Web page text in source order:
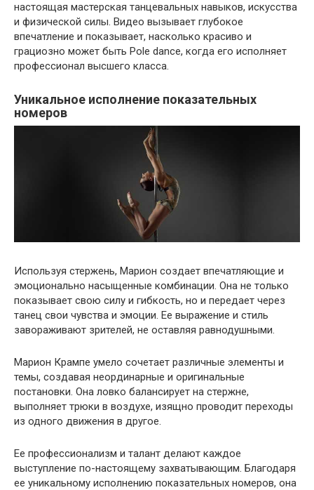
настоящая мастерская танцевальных навыков, искусства
и физической силы. Видео вызывает глубокое
впечатление и показывает, насколько красиво и
грациозно может быть Pole dance, когда его исполняет
профессионал высшего класса.
Уникальное исполнение показательных
номеров
Используя стержень, Марион создает впечатляющие и
эмоционально насыщенные комбинации. Она не только
показывает свою силу и гибкость, но и передает через
танец свои чувства и эмоции. Ее выражение и стиль
завораживают зрителей, не оставляя равнодушными.
Марион Крампе умело сочетает различные элементы и
темы, создавая неординарные и оригинальные
постановки. Она ловко балансирует на стержне,
выполняет трюки в воздухе, изящно проводит переходы
из одного движения в другое.
Ее профессионализм и талант делают каждое
выступление по-настоящему захватывающим. Благодаря
ее уникальному исполнению показательных номеров, она